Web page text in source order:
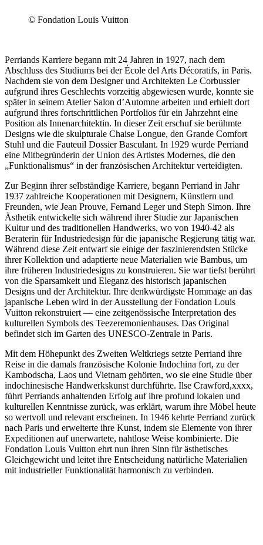
© Fondation Louis Vuitton
Perriands Karriere begann mit 24 Jahren in 1927, nach dem
Abschluss des Studiums bei der École del Arts Décoratifs, in Paris.
Nachdem sie von dem Designer und Architekten Le Corbussier
aufgrund ihres Geschlechts vorzeitig abgewiesen wurde, konnte sie
später in seinem Atelier Salon d’Automne arbeiten und erhielt dort
aufgrund ihres fortschrittlichen Portfolios für ein Jahrzehnt eine
Position als Innenarchitektin. In dieser Zeit erschuf sie berühmte
Designs wie die skulpturale Chaise Longue, den Grande Comfort
Stuhl und die Fauteuil Dossier Basculant. In 1929 wurde Perriand
eine Mitbegründerin der Union des Artistes Modernes, die den
„Funktionalismus“ in der französischen Architektur verteidigten.
Zur Beginn ihrer selbständige Karriere, begann Perriand in Jahr
1937 zahlreiche Kooperationen mit Designern, Künstlern und
Freunden, wie Jean Prouve, Fernand Leger und Steph Simon. Ihre
Ästhetik entwickelte sich während ihrer Studie zur Japanischen
Kultur und des traditionellen Handwerks, wo von 1940-42 als
Beraterin für Industriedesign für die japanische Regierung tätig war.
Während diese Zeit entwarf sie einige der faszinierendsten Stücke
ihrer Kollektion und adaptierte neue Materialien wie Bambus, um
ihre früheren Industriedesigns zu konstruieren. Sie war tiefst berührt
von die Sparsamkeit und Eleganz des historisch japanischen
Designs und der Architektur. Ihre denkwürdigste Hommage an das
japanische Leben wird in der Ausstellung der Fondation Louis
Vuitton rekonstruiert — eine zeitgenössische Interpretation des
kulturellen Symbols des Teezeremonienhauses. Das Original
befindet sich im Garten des UNESCO-Zentrale in Paris.
Mit dem Höhepunkt des Zweiten Weltkriegs setzte Perriand ihre
Reise in die damals französische Kolonie Indochina fort, zu der
Kambodscha, Laos und Vietnam gehörten, wo sie eine Studie über
indochinesische Handwerkskunst durchführte. Ilse Crawford,xxxx,
führt Perriands anhaltenden Erfolg auf ihre profund lokalen und
kulturellen Kenntnisse zurück, was erklärt, warum ihre Möbel heute
so wertvoll und relevant erscheinen. In 1946 kehrte Perriand zurück
nach Paris und erweiterte ihre Kunst, indem sie Elemente von ihrer
Expeditionen auf unerwartete, nahtlose Weise kombinierte. Die
Fondation Louis Vuitton ehrt nun ihren Sinn für ästhetisches
Gleichgewicht und leitet ihre Entscheidung natürliche Materialien
mit industrieller Funktionalität harmonisch zu verbinden.